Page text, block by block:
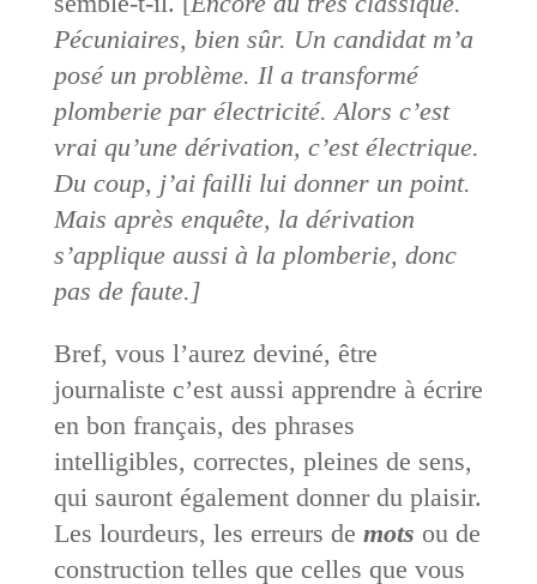
Pécuniaires, bien sûr. Un candidat m’a
posé un problème. Il a transformé
plomberie par électricité. Alors c’est
vrai qu’une dérivation, c’est électrique.
Du coup, j’ai failli lui donner un point.
Mais après enquête, la dérivation
s’applique aussi à la plomberie, donc
pas de faute.]
Bref, vous l’aurez deviné, être
journaliste c’est aussi apprendre à écrire
en bon français, des phrases
intelligibles, correctes, pleines de sens,
qui sauront également donner du plaisir.
Les lourdeurs, les erreurs de mots ou de
construction telles que celles que vous